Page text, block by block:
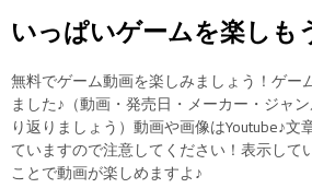
いっぱいゲームを楽しも
無料でゲーム動画を楽しみましょう！ゲー
ました♪（動画・発売日・メーカー・ジャ
り返りましょう）動画や画像はYoutube♪文
ていますので注意してください！表示して
ことで動画が楽しめますよ♪